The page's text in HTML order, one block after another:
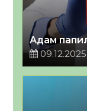
Адам
09.12.2025